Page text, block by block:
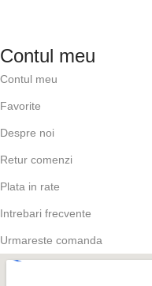
Contul meu
Contul meu
Favorite
Despre noi
Retur comenzi
Plata in rate
Intrebari frecvente
Urmareste comanda